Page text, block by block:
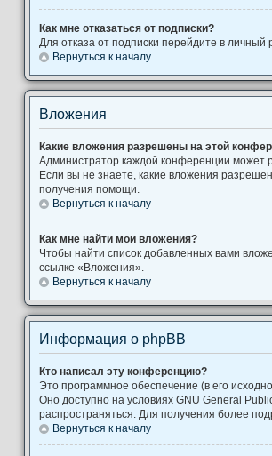
Как мне отказаться от подписки?
Для отказа от подписки перейдите в
Вернуться к началу
Вложения
Какие вложения разрешены на этой
Администратор каждой конференции может
Если вы не знаете, какие вложения
получения помощи.
Вернуться к началу
Как мне найти мои вложения?
Чтобы найти список добавленных вами
ссылке «Вложения».
Вернуться к началу
Информация о phpBB
Кто написал эту конференцию?
Это программное обеспечение (в его
Оно доступно на условиях GNU General
распространяться. Для получения более
Вернуться к началу